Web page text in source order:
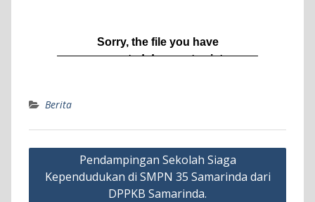
Berita
Navigasi
pos
Pendampingan Sekolah Siaga
Kependudukan di SMPN 35 Samarinda dari
DPPKB Samarinda.